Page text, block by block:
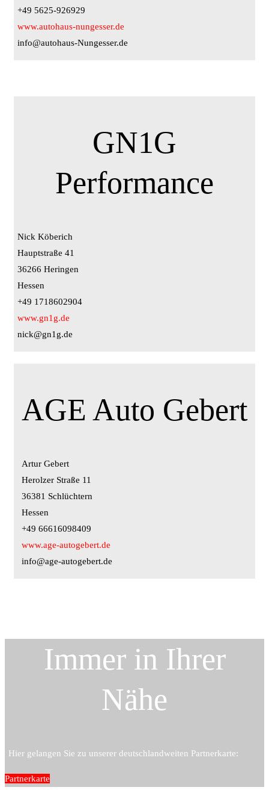
+49 5625-926929
www.autohaus-nungesser.de
info@autohaus-Nungesser.de
GN1G
Performance
Nick Köberich
Hauptstraße 41
36266 Heringen
Hessen
+49 1718602904
www.gn1g.de
nick@gn1g.de
AGE Auto Gebert
Artur Gebert
Herolzer Straße 11
36381 Schlüchtern
Hessen
+49 66616098409
www.age-autogebert.de
info@age-autogebert.de
Immer in Ihrer
Nähe
Hier gelangen Sie zu unserer deutschlandweiten Partnerkarte:
Partnerkarte